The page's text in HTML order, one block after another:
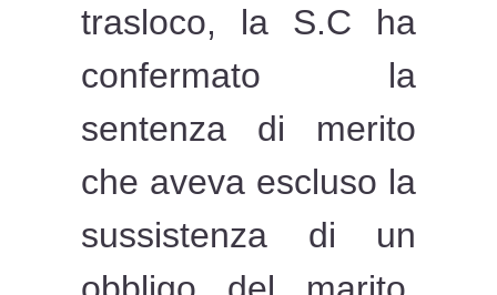
trasloco, la S.C ha
confermato la
sentenza di merito
che aveva escluso la
sussistenza di un